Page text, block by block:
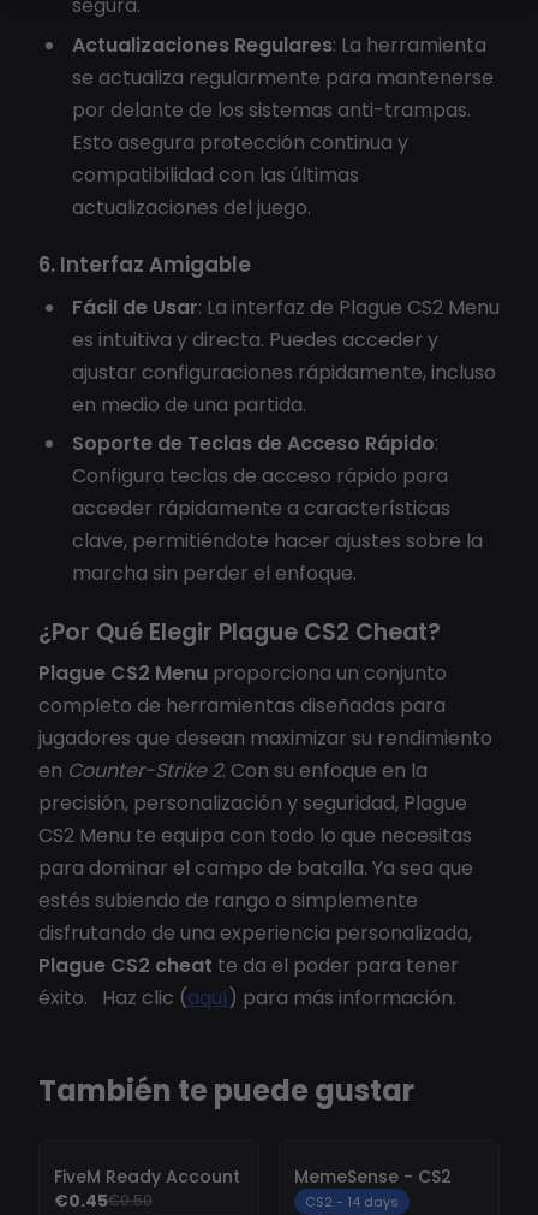
Actualizaciones Regulares: La herramienta
se actualiza regularmente para mantenerse
por delante de los sistemas anti-trampas.
Esto asegura protección continua y
compatibilidad con las últimas
actualizaciones del juego.
6. Interfaz Amigable
Fácil de Usar: La interfaz de Plague CS2 Menu
es intuitiva y directa. Puedes acceder y
ajustar configuraciones rápidamente, incluso
en medio de una partida.
Soporte de Teclas de Acceso Rápido:
Configura teclas de acceso rápido para
acceder rápidamente a características
clave, permitiéndote hacer ajustes sobre la
marcha sin perder el enfoque.
¿Por Qué Elegir Plague CS2 Cheat?
Plague CS2 Menu proporciona un conjunto
completo de herramientas diseñadas para
jugadores que desean maximizar su rendimiento
en Counter-Strike 2. Con su enfoque en la
precisión, personalización y seguridad, Plague
CS2 Menu te equipa con todo lo que necesitas
para dominar el campo de batalla. Ya sea que
estés subiendo de rango o simplemente
disfrutando de una experiencia personalizada,
Plague CS2 cheat te da el poder para tener
éxito. Haz clic (aquí) para más información.
También te puede gustar
FiveM Ready Account
€0.45€0.50
MemeSense - CS2
CS2 - 14 days